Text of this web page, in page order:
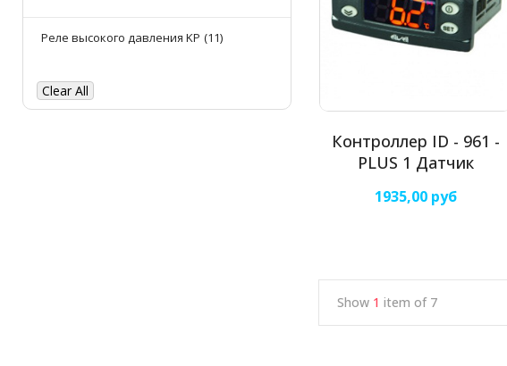
Реле высокого давления KP (11)
Clear All
Контроллер ID - 961 -
PLUS 1 Датчик
1935,00 руб
Show 1 item of 7